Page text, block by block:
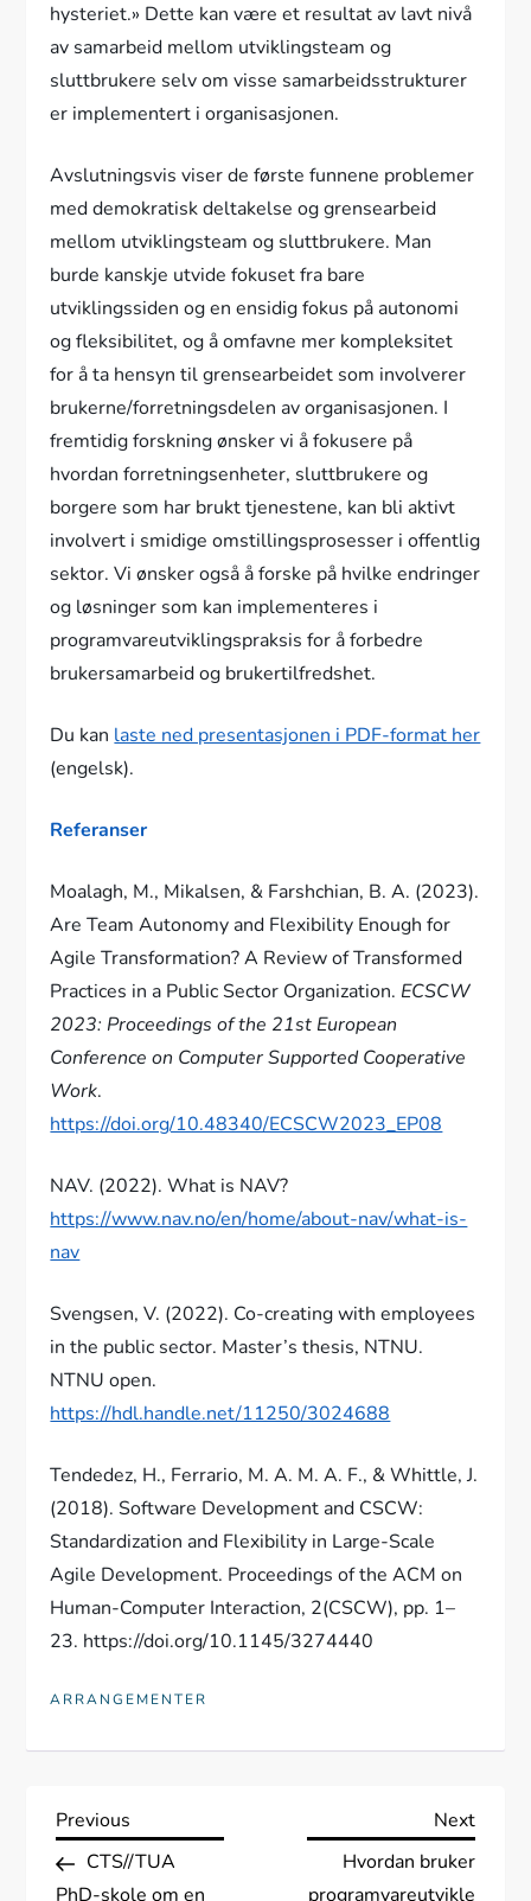
hysteriet.» Dette kan være et resultat av lavt nivå
av samarbeid mellom utviklingsteam og
sluttbrukere selv om visse samarbeidsstrukturer
er implementert i organisasjonen.
Avslutningsvis viser de første funnene problemer
med demokratisk deltakelse og grensearbeid
mellom utviklingsteam og sluttbrukere. Man
burde kanskje utvide fokuset fra bare
utviklingssiden og en ensidig fokus på autonomi
og fleksibilitet, og å omfavne mer kompleksitet
for å ta hensyn til grensearbeidet som involverer
brukerne/forretningsdelen av organisasjonen. I
fremtidig forskning ønsker vi å fokusere på
hvordan forretningsenheter, sluttbrukere og
borgere som har brukt tjenestene, kan bli aktivt
involvert i smidige omstillingsprosesser i offentlig
sektor. Vi ønsker også å forske på hvilke endringer
og løsninger som kan implementeres i
programvareutviklingspraksis for å forbedre
brukersamarbeid og brukertilfredshet.
Du kan laste ned presentasjonen i PDF-format her
(engelsk).
Referanser
Moalagh, M., Mikalsen, & Farshchian, B. A. (2023).
Are Team Autonomy and Flexibility Enough for
Agile Transformation? A Review of Transformed
Practices in a Public Sector Organization. ECSCW
2023: Proceedings of the 21st European
Conference on Computer Supported Cooperative
Work.
https://doi.org/10.48340/ECSCW2023_EP08
NAV. (2022). What is NAV?
https://www.nav.no/en/home/about-nav/what-is-
nav
Svengsen, V. (2022). Co-creating with employees
in the public sector. Master’s thesis, NTNU.
NTNU open.
https://hdl.handle.net/11250/3024688
Tendedez, H., Ferrario, M. A. M. A. F., & Whittle, J.
(2018). Software Development and CSCW:
Standardization and Flexibility in Large-Scale
Agile Development. Proceedings of the ACM on
Human-Computer Interaction, 2(CSCW), pp. 1–
23. https://doi.org/10.1145/3274440
ARRANGEMENTER
I
n
Previous
Post
Previous
CTS//TUA
PhD-skole om en
Next
Post
Next
Hvordan bruker
programvareutvikle